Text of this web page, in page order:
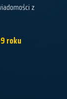
z
roku